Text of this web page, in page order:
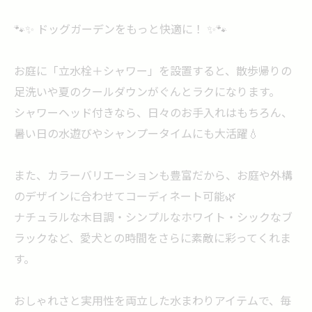
🐾✨ ドッグガーデンをもっと快適に！ ✨🐾
お庭に「立水栓＋シャワー」を設置すると、散歩帰りの
足洗いや夏のクールダウンがぐんとラクになります。
シャワーヘッド付きなら、日々のお手入れはもちろん、
暑い日の水遊びやシャンプータイムにも大活躍💧
また、カラーバリエーションも豊富だから、お庭や外構
のデザインに合わせてコーディネート可能🌿
ナチュラルな木目調・シンプルなホワイト・シックなブ
ラックなど、愛犬との時間をさらに素敵に彩ってくれま
す。
おしゃれさと実用性を両立した水まわりアイテムで、毎